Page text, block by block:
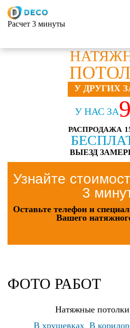
Расчет 3 минуты
У ДРУГИХ
У НАС ЗА
РАСПРОДАЖА
ВЫЕЗД
Узнайте
3
Оставьте телефон и
Вашего
ФОТО РАБОТ
Натяжные
В хрущевках В коридор